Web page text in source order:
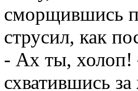
сморщившись
струсил, как
- Ах ты, холоп!
схватившись